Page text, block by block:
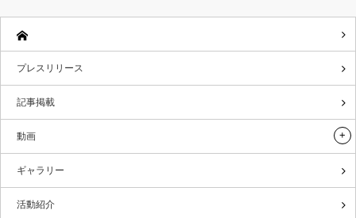
プレスリリース
記事掲載
動画
ギャラリー
活動紹介